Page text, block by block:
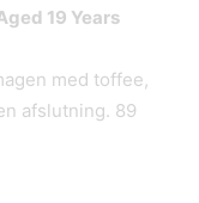
19 Years
med toffee,
afslutning. 89